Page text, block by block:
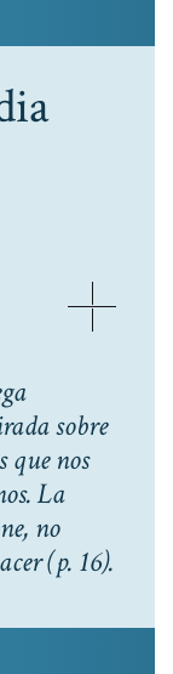
sobre
que nos
La
no
(p. 16).